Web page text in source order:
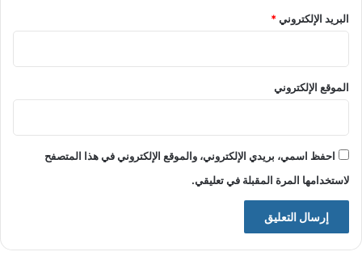
البريد الإلكتروني*
الموقع الإلكتروني
احفظ اسمي، بريدي الإلكتروني، والموقع الإلكتروني في هذا المتصفح
لاستخدامها المرة المقبلة في تعليقي.